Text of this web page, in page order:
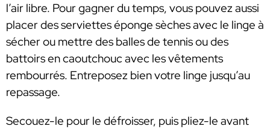
l’air libre. Pour gagner du temps, vous pouvez aussi
placer des serviettes éponge sèches avec le linge à
sécher ou mettre des balles de tennis ou des
battoirs en caoutchouc avec les vêtements
rembourrés. Entreposez bien votre linge jusqu’au
repassage.
Secouez-le pour le défroisser, puis pliez-le avant